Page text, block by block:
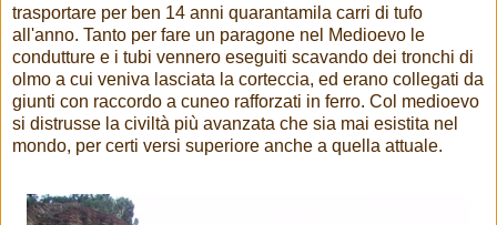
trasportare per ben 14 anni quarantamila carri di tufo
all'anno. Tanto per fare un paragone nel Medioevo le
condutture e i tubi vennero eseguiti scavando dei tronchi di
olmo a cui veniva lasciata la corteccia, ed erano collegati da
giunti con raccordo a cuneo rafforzati in ferro. Col medioevo
si distrusse la civiltà più avanzata che sia mai esistita nel
mondo, per certi versi superiore anche a quella attuale.